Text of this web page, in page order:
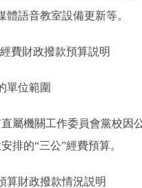
體語音教室設備更新等。
財政撥款預算説明
位範圍
機關工作委員會黨校因公
排的“三公”經費預算。
財政撥款情況説明